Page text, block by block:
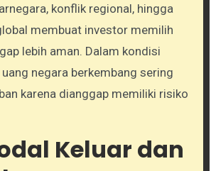
konflik regional, hingga
membuat investor memilih
lebih aman. Dalam kondisi
negara berkembang sering
karena dianggap memiliki risiko
Keluar dan